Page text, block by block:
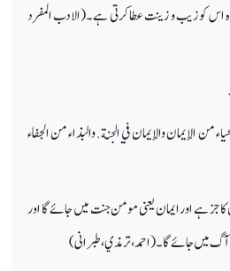
اس کو زیب و زینت عطا کرتی ہے۔(الادب المفرد
من الإيمان والإيمان في الجنة . والبذاء من الجفاء
جز ہے اور ایمان یعنی مومن جنت میں جائے گا اور
آگ میں جائے گا۔ (احمد، ترمذي، طبرانی)